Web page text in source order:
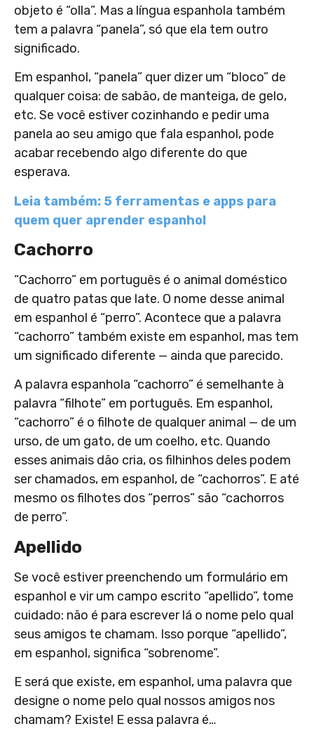
objeto é “olla”. Mas a língua espanhola também
tem a palavra “panela”, só que ela tem outro
significado.
Em espanhol, “panela” quer dizer um “bloco” de
qualquer coisa: de sabão, de manteiga, de gelo,
etc. Se você estiver cozinhando e pedir uma
panela ao seu amigo que fala espanhol, pode
acabar recebendo algo diferente do que
esperava.
Leia também: 5 ferramentas e apps para
quem quer aprender espanhol
Cachorro
“Cachorro” em português é o animal doméstico
de quatro patas que late. O nome desse animal
em espanhol é “perro”. Acontece que a palavra
“cachorro” também existe em espanhol, mas tem
um significado diferente — ainda que parecido.
A palavra espanhola “cachorro” é semelhante à
palavra “filhote” em português. Em espanhol,
“cachorro” é o filhote de qualquer animal — de um
urso, de um gato, de um coelho, etc. Quando
esses animais dão cria, os filhinhos deles podem
ser chamados, em espanhol, de “cachorros”. E até
mesmo os filhotes dos “perros” são “cachorros
de perro”.
Apellido
Se você estiver preenchendo um formulário em
espanhol e vir um campo escrito “apellido”, tome
cuidado: não é para escrever lá o nome pelo qual
seus amigos te chamam. Isso porque “apellido”,
em espanhol, significa “sobrenome”.
E será que existe, em espanhol, uma palavra que
designe o nome pelo qual nossos amigos nos
chamam? Existe! E essa palavra é…